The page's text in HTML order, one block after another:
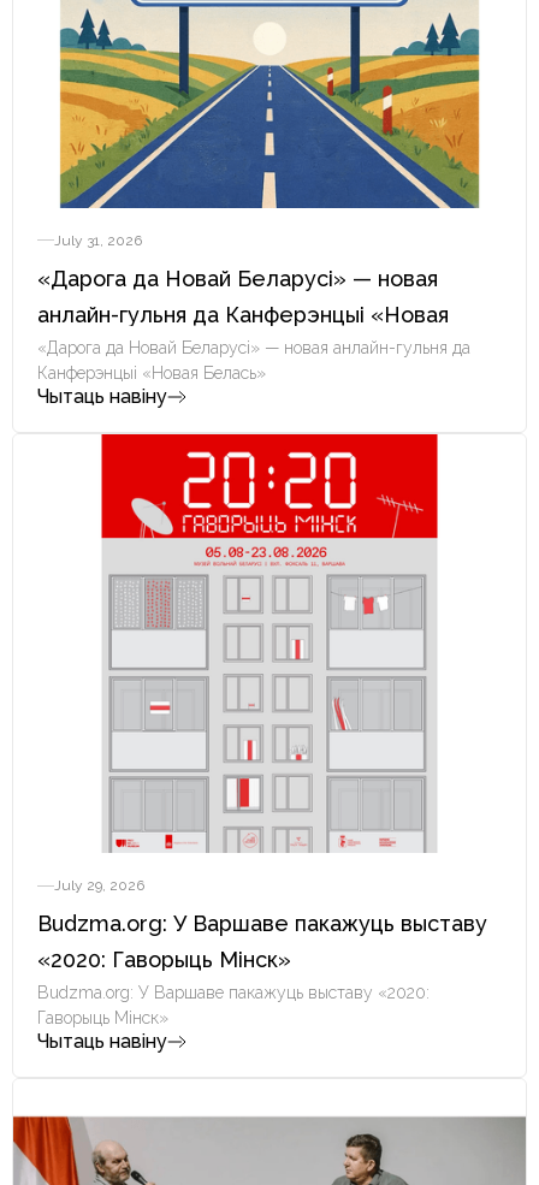
July 31, 2026
«Дарога да Новай Беларусі» — новая
анлайн-гульня да Канферэнцыі «Новая
Белась»
«Дарога да Новай Беларусі» — новая анлайн-гульня да
Канферэнцыі «Новая Белась»
Чытаць навіну
July 29, 2026
Budzma.org: У Варшаве пакажуць выставу
«2020: Гаворыць Мінск»
Budzma.org: У Варшаве пакажуць выставу «2020:
Гаворыць Мінск»
Чытаць навіну